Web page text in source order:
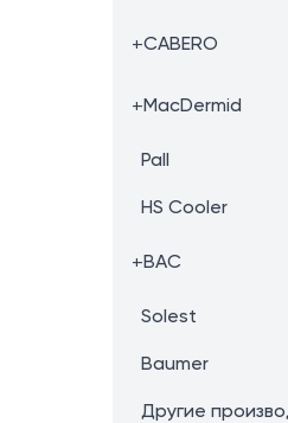
+CABERO
+MacDermid
Pall
HS Cooler
+BAC
Solest
Baumer
Другие